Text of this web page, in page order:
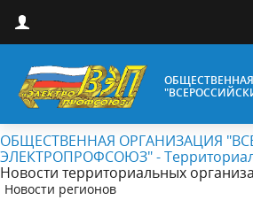
ОБЩЕСТВЕННАЯ ОРГАНИЗАЦИЯ
ЭЛЕКТРОПРОФСОЮЗ" -
Новости территориальных
Новости регионов